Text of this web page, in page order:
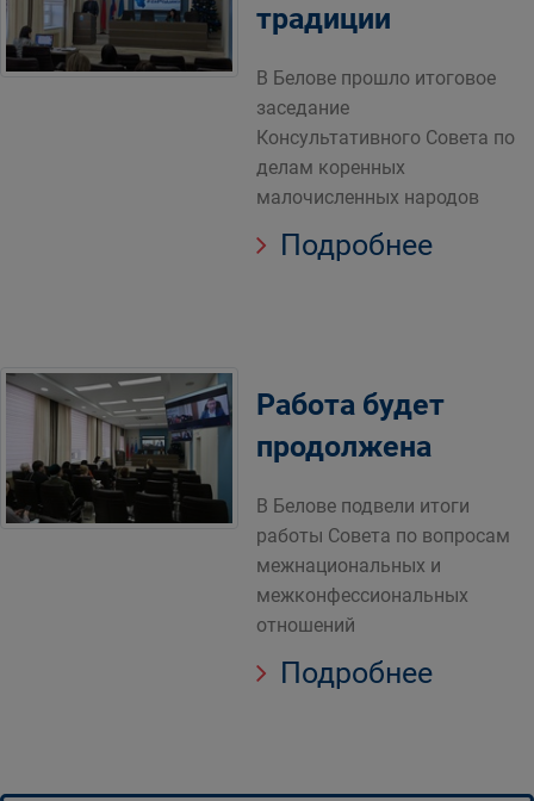
традиции
В Белове прошло итоговое
заседание
Консультативного Совета по
делам коренных
малочисленных народов
Подробнее
Работа будет
продолжена
В Белове подвели итоги
работы Совета по вопросам
межнациональных и
межконфессиональных
отношений
Подробнее